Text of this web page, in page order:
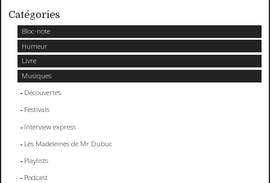
Catégories
Bloc-note
Humeur
Livre
Musiques
Découvertes
Festivals
Interview express
Les Madeleines de Mr Dubuc
Playlists
Podcast